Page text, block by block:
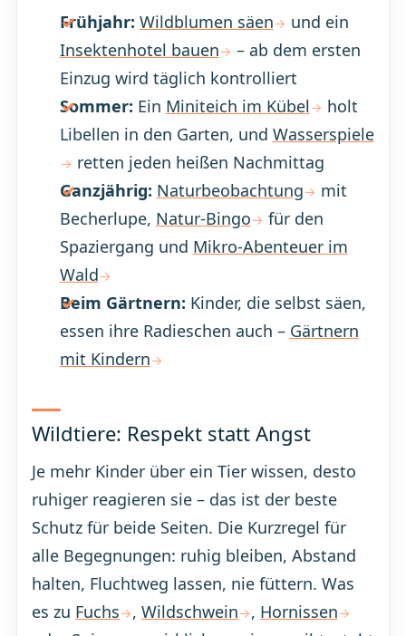
Frühjahr: Wildblumen säen
und ein
Insektenhotel bauen
– ab dem ersten
Einzug wird täglich kontrolliert
Sommer: Ein Miniteich im Kübel
holt
Libellen in den Garten, und Wasserspiele
retten jeden heißen Nachmittag
Ganzjährig: Naturbeobachtung
mit
Becherlupe, Natur-Bingo
für den
Spaziergang und Mikro-Abenteuer im
Wald
Beim Gärtnern: Kinder, die selbst säen,
essen ihre Radieschen auch – Gärtnern
mit Kindern
Wildtiere: Respekt statt Angst
Je mehr Kinder über ein Tier wissen, desto
ruhiger reagieren sie – das ist der beste
Schutz für beide Seiten. Die Kurzregel für
alle Begegnungen: ruhig bleiben, Abstand
halten, Fluchtweg lassen, nie füttern. Was
es zu Fuchs , Wildschwein , Hornissen